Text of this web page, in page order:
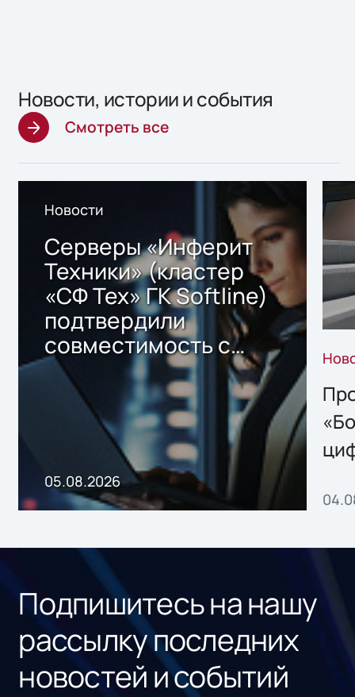
Новости, истории и события
Смотреть все
Новости
Серверы «Инферит
Техники» (кластер
«СФ Тех» ГК Softline)
подтвердили
совместимость с
решением Sharx
Storage 2.x для
хранения данных
05.08.2026
Подпишитесь на нашу
рассылку последних
новостей и событий